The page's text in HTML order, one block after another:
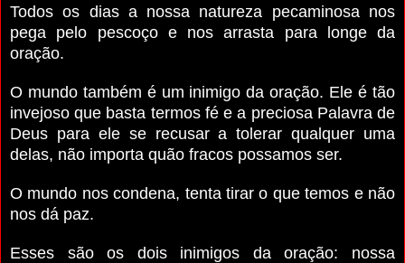
Todos os dias a nossa natureza pecaminosa nos
pega pelo pescoço e nos arrasta para longe da
oração.
O mundo também é um inimigo da oração. Ele é tão
invejoso que basta termos fé e a preciosa Palavra de
Deus para ele se recusar a tolerar qualquer uma
delas, não importa quão fracos possamos ser.
O mundo nos condena, tenta tirar o que temos e não
nos dá paz.
Esses são os dois inimigos da oração: nossa